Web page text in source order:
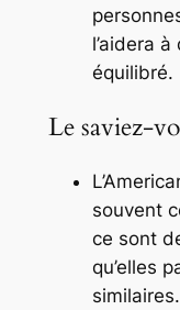
l’aidera
équilibré.
Le saviez-
souvent
ce sont
qu’elles
similaires.